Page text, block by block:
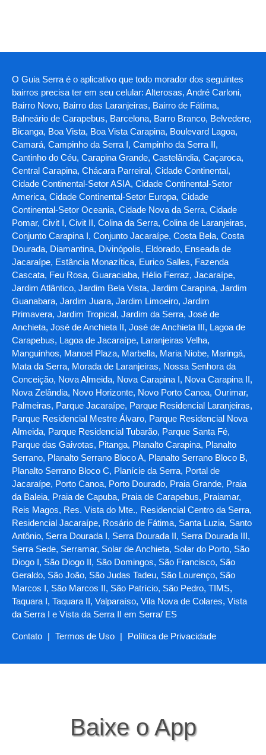
O Guia Serra é o aplicativo que todo morador dos seguintes
bairros precisa ter em seu celular: Alterosas, André Carloni,
Bairro Novo, Bairro das Laranjeiras, Bairro de Fátima,
Balneário de Carapebus, Barcelona, Barro Branco, Belvedere,
Bicanga, Boa Vista, Boa Vista Carapina, Boulevard Lagoa,
Camará, Campinho da Serra I, Campinho da Serra II,
Cantinho do Céu, Carapina Grande, Castelândia, Caçaroca,
Central Carapina, Chácara Parreiral, Cidade Continental,
Cidade Continental-Setor ASIA, Cidade Continental-Setor
America, Cidade Continental-Setor Europa, Cidade
Continental-Setor Oceania, Cidade Nova da Serra, Cidade
Pomar, Civit I, Civit II, Colina da Serra, Colina de Laranjeiras,
Conjunto Carapina I, Conjunto Jacaraípe, Costa Bela, Costa
Dourada, Diamantina, Divinópolis, Eldorado, Enseada de
Jacaraípe, Estância Monazítica, Eurico Salles, Fazenda
Cascata, Feu Rosa, Guaraciaba, Hélio Ferraz, Jacaraípe,
Jardim Atlântico, Jardim Bela Vista, Jardim Carapina, Jardim
Guanabara, Jardim Juara, Jardim Limoeiro, Jardim
Primavera, Jardim Tropical, Jardim da Serra, José de
Anchieta, José de Anchieta II, José de Anchieta III, Lagoa de
Carapebus, Lagoa de Jacaraípe, Laranjeiras Velha,
Manguinhos, Manoel Plaza, Marbella, Maria Niobe, Maringá,
Mata da Serra, Morada de Laranjeiras, Nossa Senhora da
Conceição, Nova Almeida, Nova Carapina I, Nova Carapina II,
Nova Zelândia, Novo Horizonte, Novo Porto Canoa, Ourimar,
Palmeiras, Parque Jacaraípe, Parque Residencial Laranjeiras,
Parque Residencial Mestre Álvaro, Parque Residencial Nova
Almeida, Parque Residencial Tubarão, Parque Santa Fé,
Parque das Gaivotas, Pitanga, Planalto Carapina, Planalto
Serrano, Planalto Serrano Bloco A, Planalto Serrano Bloco B,
Planalto Serrano Bloco C, Planície da Serra, Portal de
Jacaraípe, Porto Canoa, Porto Dourado, Praia Grande, Praia
da Baleia, Praia de Capuba, Praia de Carapebus, Praiamar,
Reis Magos, Res. Vista do Mte., Residencial Centro da Serra,
Residencial Jacaraípe, Rosário de Fátima, Santa Luzia, Santo
Antônio, Serra Dourada I, Serra Dourada II, Serra Dourada III,
Serra Sede, Serramar, Solar de Anchieta, Solar do Porto, São
Diogo I, São Diogo II, São Domingos, São Francisco, São
Geraldo, São João, São Judas Tadeu, São Lourenço, São
Marcos I, São Marcos II, São Patrício, São Pedro, TIMS,
Taquara I, Taquara II, Valparaíso, Vila Nova de Colares, Vista
da Serra I e Vista da Serra II em Serra/ ES
Contato | Termos de Uso | Política de Privacidade
Baixe o App